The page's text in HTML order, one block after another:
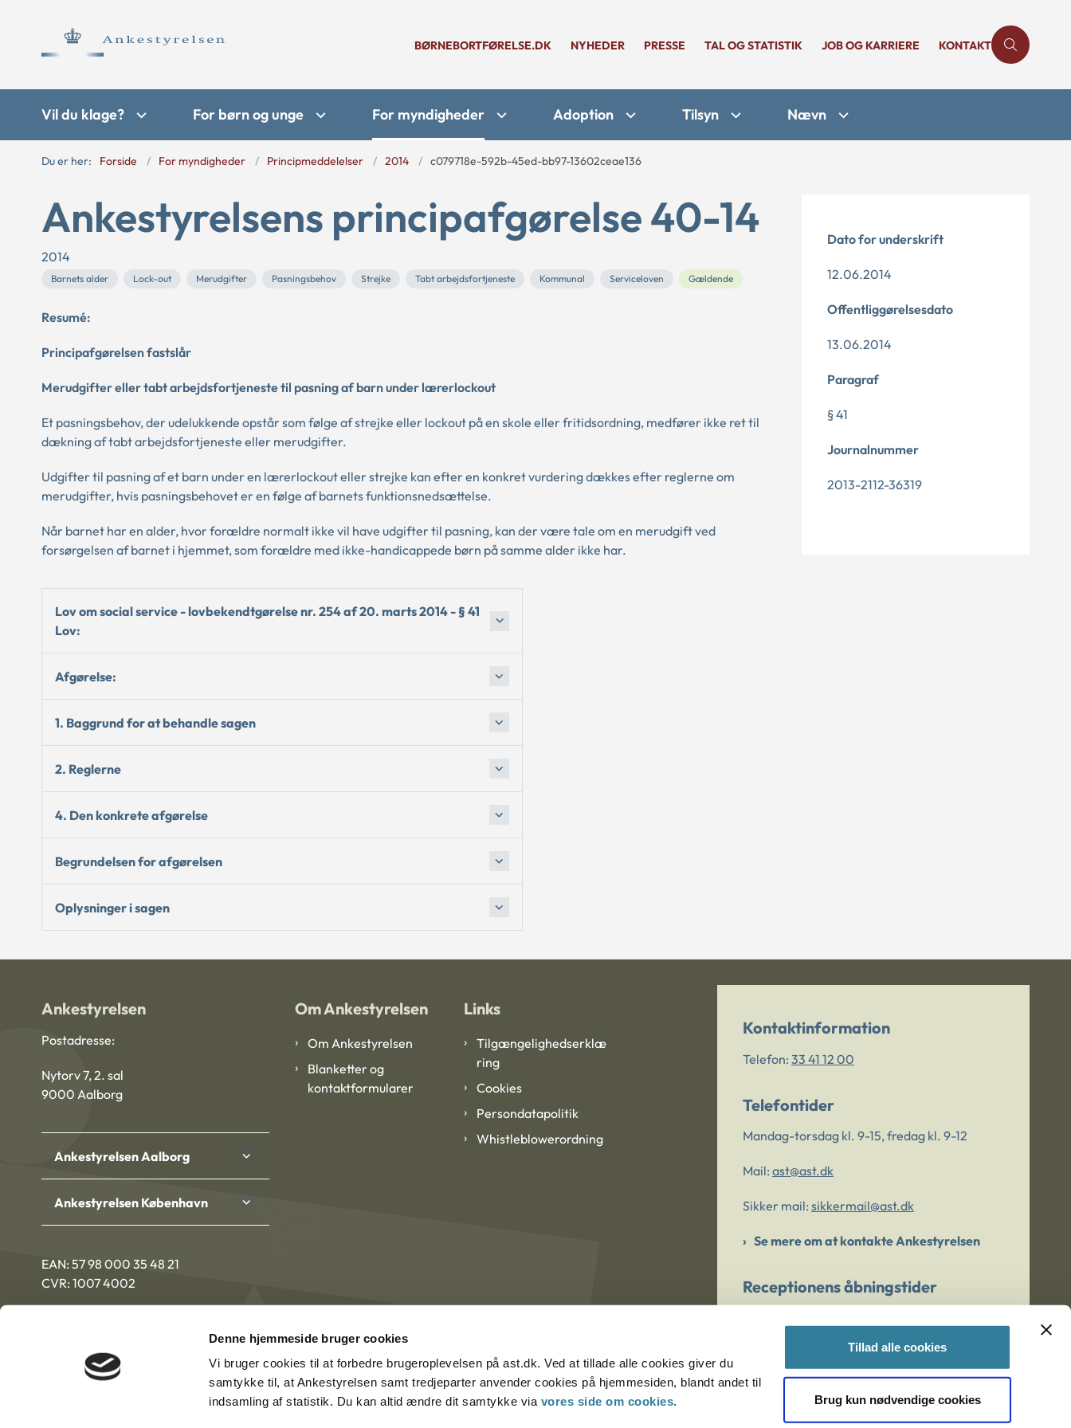
Denne hjemmeside bruger cookies
Vi bruger cookies til at forbedre brugeroplevelsen på ast.dk. Ved at tillade alle cookies giver du
samtykke til, at Ankestyrelsen samt tredjeparter anvender cookies på hjemmesiden, blandt andet til
indsamling af statistik. Du kan altid ændre dit samtykke via vores side om cookies.
Tillad alle cookies
Brug kun nødvendige cookies
BØRNEBORTFØRELSE.DK NYHEDER PRESSE TAL OG STATISTIK JOB OG KARRIERE KONTAKT
Vil du klage? For børn og unge For myndigheder Adoption Tilsyn Nævn
Du er her: Forside For myndigheder Principmeddelelser 2014 c079718e-592b-45ed-bb97-13602ceae136
Ankestyrelsens principafgørelse 40-14
2014
Barnets alder Lock-out Merudgifter Pasningsbehov Strejke Tabt arbejdsfortjeneste Kommunal Serviceloven Gældende
Resumé:
Principafgørelsen fastslår
Merudgifter eller tabt arbejdsfortjeneste til pasning af barn under lærerlockout
Et pasningsbehov, der udelukkende opstår som følge af strejke eller lockout på en skole eller fritidsordning, medfører ikke ret til
dækning af tabt arbejdsfortjeneste eller merudgifter.
Udgifter til pasning af et barn under en lærerlockout eller strejke kan efter en konkret vurdering dækkes efter reglerne om
merudgifter, hvis pasningsbehovet er en følge af barnets funktionsnedsættelse.
Når barnet har en alder, hvor forældre normalt ikke vil have udgifter til pasning, kan der være tale om en merudgift ved
forsørgelsen af barnet i hjemmet, som forældre med ikke-handicappede børn på samme alder ikke har.
Lov om social service - lovbekendtgørelse nr. 254 af 20. marts 2014 - § 41
Lov:
Afgørelse:
1. Baggrund for at behandle sagen
2. Reglerne
4. Den konkrete afgørelse
Begrundelsen for afgørelsen
Oplysninger i sagen
Dato for underskrift
12.06.2014
Offentliggørelsesdato
13.06.2014
Paragraf
§ 41
Journalnummer
2013-2112-36319
Ankestyrelsen
Postadresse:
Nytorv 7, 2. sal
9000 Aalborg
Ankestyrelsen Aalborg
Ankestyrelsen København
EAN: 57 98 000 35 48 21
CVR: 1007 4002
Om Ankestyrelsen
Om Ankestyrelsen
Blanketter og
kontaktformularer
Links
Tilgængelighedserklæ
ring
Cookies
Persondatapolitik
Whistleblowerordning
Kontaktinformation
Telefon: 33 41 12 00
Telefontider
Mandag-torsdag kl. 9-15, fredag kl. 9-12
Mail: ast@ast.dk
Sikker mail: sikkermail@ast.dk
Se mere om at kontakte Ankestyrelsen
Receptionens åbningstider
Er du bekymret for et barn/en ung?